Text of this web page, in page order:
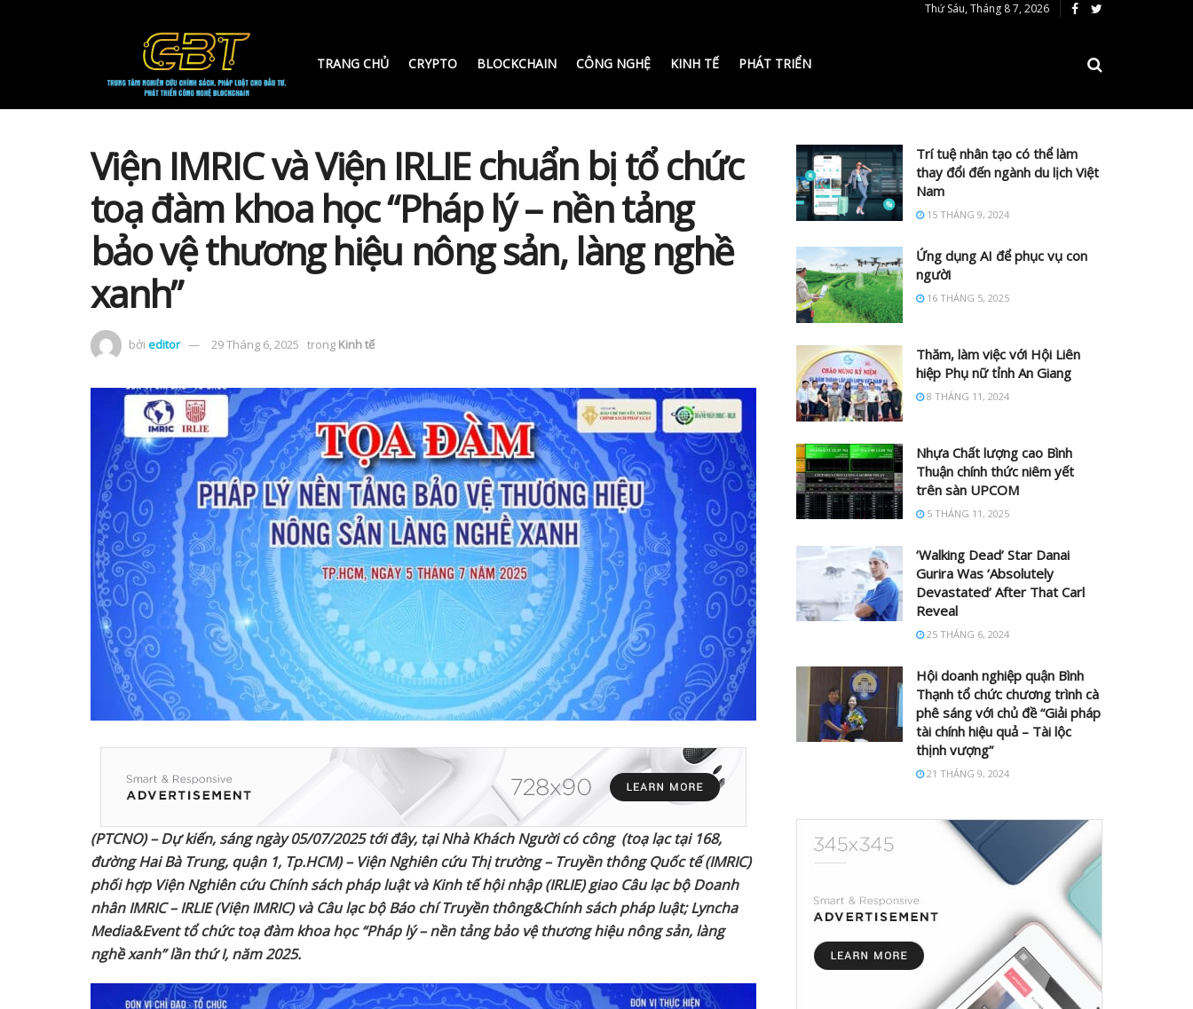
Thứ Sáu, Tháng 8 7, 2026
TRANG CHỦ CRYPTO BLOCKCHAIN CÔNG NGHỆ KINH TẾ PHÁT TRIỂN
Viện IMRIC và Viện IRLIE chuẩn bị tổ chức
toạ đàm khoa học “Pháp lý – nền tảng
bảo vệ thương hiệu nông sản, làng nghề
xanh”
bởi editor 29 Tháng 6, 2025 trong Kinh tế
(PTCNO) – Dự kiến, sáng ngày 05/07/2025 tới đây, tại Nhà Khách Người có công (toạ lạc tại 168,
đường Hai Bà Trung, quận 1, Tp.HCM) – Viện Nghiên cứu Thị trường – Truyền thông Quốc tế (IMRIC)
phối hợp Viện Nghiên cứu Chính sách pháp luật và Kinh tế hội nhập (IRLIE) giao Câu lạc bộ Doanh
nhân IMRIC – IRLIE (Viện IMRIC) và Câu lạc bộ Báo chí Truyền thông&Chính sách pháp luật; Lyncha
Media&Event tổ chức toạ đàm khoa học “Pháp lý – nền tảng bảo vệ thương hiệu nông sản, làng
nghề xanh” lần thứ I, năm 2025.
Trí tuệ nhân tạo có thể làm
thay đổi đến ngành du lịch Việt
Nam
15 THÁNG 9, 2024
Ứng dụng AI để phục vụ con
người
16 THÁNG 5, 2025
Thăm, làm việc với Hội Liên
hiệp Phụ nữ tỉnh An Giang
8 THÁNG 11, 2024
Nhựa Chất lượng cao Bình
Thuận chính thức niêm yết
trên sàn UPCOM
5 THÁNG 11, 2025
‘Walking Dead’ Star Danai
Gurira Was ‘Absolutely
Devastated’ After That Carl
Reveal
25 THÁNG 6, 2024
Hội doanh nghiệp quận Bình
Thạnh tổ chức chương trình cà
phê sáng với chủ đề “Giải pháp
tài chính hiệu quả – Tài lộc
thịnh vượng”
21 THÁNG 9, 2024